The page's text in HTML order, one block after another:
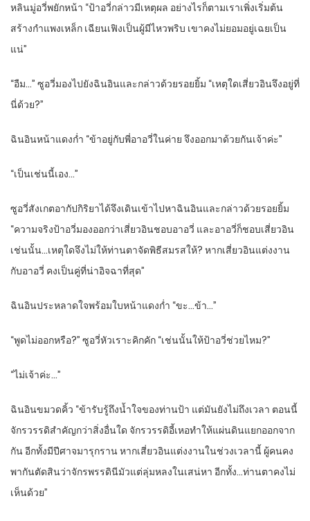
หลินมู่อวี่พยักหน้า “ป้าอวี่กล่าวมีเหตุผล อย่างไรก็ตามเราเพิ่งเริ่มต้น
สร้างกำแพงเหล็ก เฉียนเฟิงเป็นผู้มีไหวพริบ เขาคงไม่ยอมอยู่เฉยเป็น
แน่”
“อืม…” ซูอวี่มองไปยังฉินอินและกล่าวด้วยรอยยิ้ม “เหตุใดเสี่ยวอินจึงอยู่ที่
นี่ด้วย?”
ฉินอินหน้าแดงก่ำ “ข้าอยู่กับพี่อาอวี่ในค่าย จึงออกมาด้วยกันเจ้าค่ะ”
“เป็นเช่นนี้เอง…”
ซูอวี่สังเกตอากัปกิริยาได้จึงเดินเข้าไปหาฉินอินและกล่าวด้วยรอยยิ้ม
“ความจริงป้าอวี่มองออกว่าเสี่ยวอินชอบอาอวี่ และอาอวี่ก็ชอบเสี่ยวอิน
เช่นนั้น…เหตุใดจึงไม่ให้ท่านตาจัดพิธีสมรสให้? หากเสี่ยวอินแต่งงาน
กับอาอวี่ คงเป็นคู่ที่น่าอิจฉาที่สุด”
ฉินอินประหลาดใจพร้อมใบหน้าแดงก่ำ “ขะ…ข้า…”
“พูดไม่ออกหรือ?” ซูอวี่หัวเราะคิกคัก “เช่นนั้นให้ป้าอวี่ช่วยไหม?”
“ไม่เจ้าค่ะ…”
ฉินอินขมวดคิ้ว “ข้ารับรู้ถึงน้ำใจของท่านป้า แต่มันยังไม่ถึงเวลา ตอนนี้
จักรวรรดิสำคัญกว่าสิ่งอื่นใด จักรวรรดิอี้เหอทำให้แผ่นดินแยกออกจาก
กัน อีกทั้งมีปีศาจมารุกราน หากเสี่ยวอินแต่งงานในช่วงเวลานี้ ผู้คนคง
พากันตัดสินว่าจักรพรรดินีมัวแต่ลุ่มหลงในเสน่หา อีกทั้ง…ท่านตาคงไม่
เห็นด้วย”